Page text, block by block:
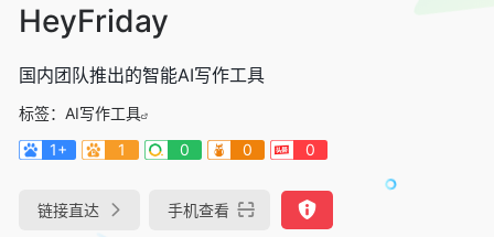
HeyFriday
国内团队推出的智能AI写作工具
标签： AI写作工具
1+
1 0 0 0
链接直达 手机查看